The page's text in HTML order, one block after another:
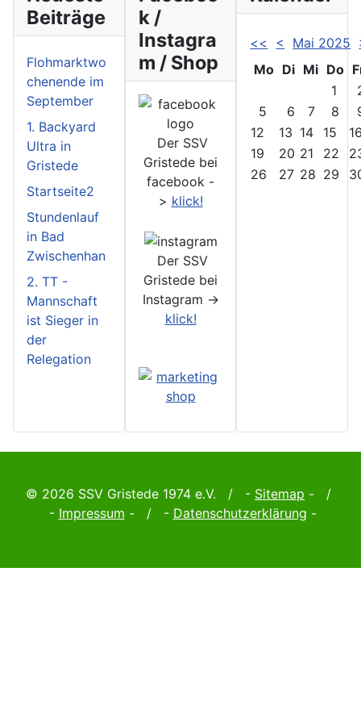
Beiträge
Flohmarktwo
chenende im
September
1. Backyard
Ultra in
Gristede
Startseite2
Stundenlauf
in Bad
Zwischenhan
2. TT -
Mannschaft
ist Sieger in
der
Relegation
k /
Instagra
m / Shop
Der SSV
Gristede bei
facebook -
> klick!
Der SSV
Gristede bei
Instagram ->
klick!
<< < Mai 2025
Mo Di Mi Do
1
5
6 7 8
12
13 14 15
19
20 21 22
26
27 28 29
© 2026 SSV Gristede 1974 e.V. / - Sitemap - /
- Impressum - / - Datenschutzerklärung -